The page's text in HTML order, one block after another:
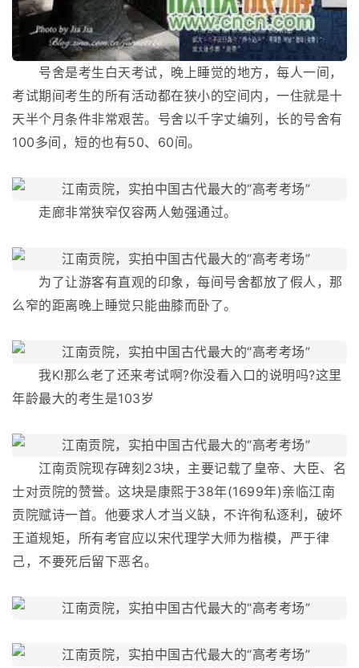
号舍是考生白天考试，晚上睡觉的地方，每人一间，
考试期间考生的所有活动都在狭小的空间内，一住就是十
天半个月条件非常艰苦。号舍以千字丈编列，长的号舍有
100多间，短的也有50、60间。
走廊非常狭窄仅容两人勉强通过。
为了让游客有直观的印象，每间号舍都放了假人，那
么窄的距离晚上睡觉只能曲膝而卧了。
我K!那么老了还来考试啊?你没看入口的说明吗?这里
年龄最大的考生是103岁
江南贡院现存碑刻23块，主要记载了皇帝、大臣、名
士对贡院的赞誉。这块是康熙于38年(1699年)亲临江南
贡院赋诗一首。他要求人才当义缺，不许徇私逐利，破坏
王道规矩，所有考官应以宋代理学大师为楷模，严于律
己，不要死后留下恶名。